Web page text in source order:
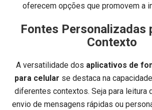
oferecem opções que promovem a
Fontes Personalizadas
Contexto
A versatilidade dos aplicativos de
para celular se destaca na
diferentes contextos. Seja para leitura
envio de mensagens rápidas ou